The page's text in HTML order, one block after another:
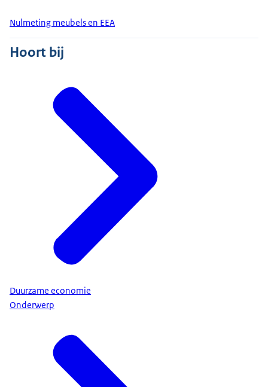
Nulmeting meubels en EEA
Hoort bij
Duurzame economie
Onderwerp